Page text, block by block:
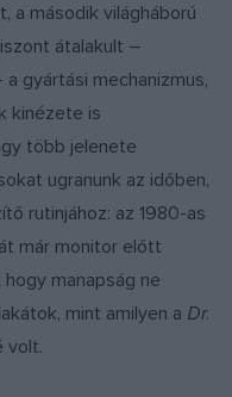
a második világháború
átalakult –
gyártási mechanizmus,
kinézete is
több jelenete
ugranunk az időben,
rutinjához: az 1980-as
már monitor előtt
manapság ne
mint amilyen a Dr.
volt.